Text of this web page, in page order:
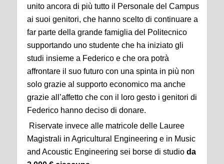
unito ancora di più tutto il Personale del Campus
ai suoi genitori, che hanno scelto di continuare a
far parte della grande famiglia del Politecnico
supportando uno studente che ha iniziato gli
studi insieme a Federico e che ora potrà
affrontare il suo futuro con una spinta in più non
solo grazie al supporto economico ma anche
grazie all’affetto che con il loro gesto i genitori di
Federico hanno deciso di donare.
Riservate invece alle matricole delle Lauree
Magistrali in Agricultural Engineering e in Music
and Acoustic Engineering sei borse di studio da